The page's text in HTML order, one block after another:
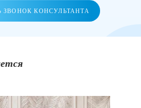
ЗВОНОК КОНСУЛЬТАНТА